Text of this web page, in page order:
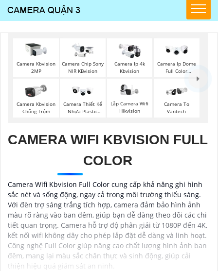
Camera Kbvision
2MP
Camera Chip Sony
NIR KBvision
Camera Ip 4k
Kbvision
Camera Ip Dome
Full Color
Camera Kbvision
Chống Trộm
Camera Thiết Kế
Nhựa Plastic
Lắp Camera Wifi
Hikvision
Camera To
Vantech
CAMERA WIFI KBVISION FULL
COLOR
Camera Wifi Kbvision Full Color cung cấp khả năng ghi hình
sắc nét và sống động, ngay cả trong môi trường thiếu sáng.
Với đèn trợ sáng trắng tích hợp, camera đảm bảo hình ảnh
màu rõ ràng vào ban đêm, giúp bạn dễ dàng theo dõi các chi
tiết quan trọng. Camera hỗ trợ độ phân giải từ 1080P đến 4K,
kết nối wifi không dây cho phép lắp đặt dễ dàng và linh hoạt.
Công nghệ Full Color giúp nâng cao chất lượng hình ảnh ban
đêm, mang lại màu sắc chân thực và sinh động, giúp cải
thiện hiệu quả giám sát an ninh.